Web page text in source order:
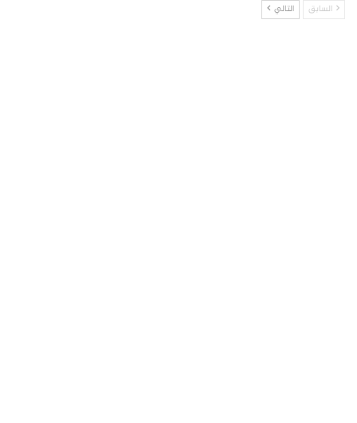
السابق التالي